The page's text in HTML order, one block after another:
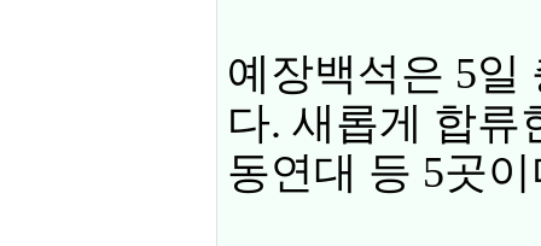
예장백석은 5일
다. 새롭게 합류
동연대 등 5곳